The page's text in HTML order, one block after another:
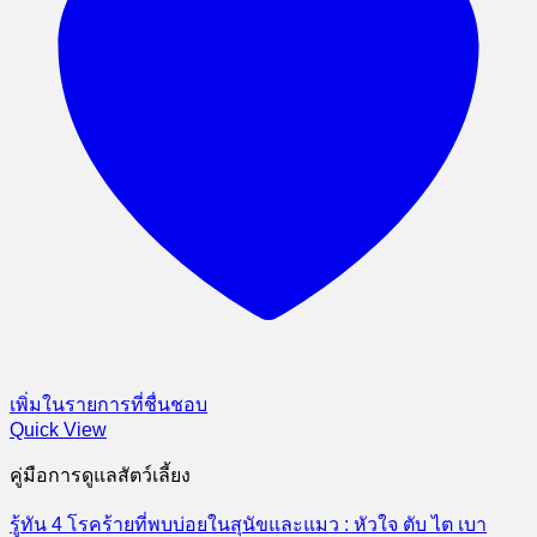
เพิ่มในรายการที่ชื่นชอบ
Quick View
คู่มือการดูแลสัตว์เลี้ยง
รู้ทัน 4 โรคร้ายที่พบบ่อยในสุนัขและแมว : หัวใจ ตับ ไต เบา